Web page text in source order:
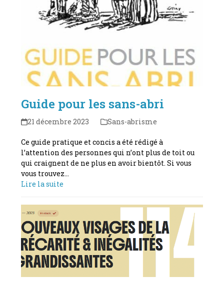
Guide pour les sans-abri
21 décembre 2023 Sans-abrisme
Ce guide pratique et concis a été rédigé à
l’attention des personnes qui n’ont plus de toit ou
qui craignent de ne plus en avoir bientôt. Si vous
vous trouvez…
Lire la suite